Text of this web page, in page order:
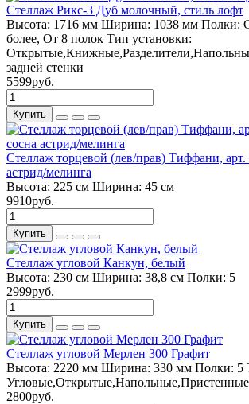
Стеллаж Рикс-3 Дуб молочный, стиль лофт
Высота: 1716 мм Ширина: 1038 мм Полки:
более, От 8 полок Тип установки:
задней стенки
5599руб.
Купить
Стеллаж торцевой (лев/прав) Тиффани, арт.
астрид/мелинга
Высота: 225 см Ширина: 45 см
9910руб.
Купить
Стеллаж угловой Канкун, белый
Высота: 230 см Ширина: 38,8 см Полки: 5
2999руб.
Купить
Стеллаж угловой Мерлен 300 Графит
Высота: 2220 мм Ширина: 330 мм Полки: 5
Угловые,Открытые,Напольные,Пристенные
2800руб.